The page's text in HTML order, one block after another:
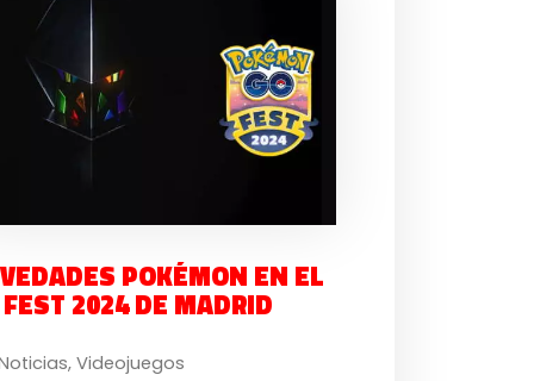
POKÉMON EN EL
2024 DE MADRID
,Videojuegos